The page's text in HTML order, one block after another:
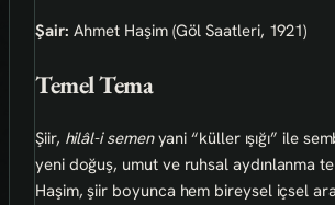
Şair: Ahmet Haşim (Göl Saatleri, 1921)
Temel Tema
Şiir, hilâl-i semenyani “küller ışığı” ile
yeni doğuş, umut ve ruhsal aydınlanma
Haşim, şiir boyunca hem bireysel içsel